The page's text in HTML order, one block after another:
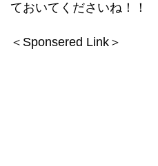
ておいてくださいね！！
＜Sponsered Link＞